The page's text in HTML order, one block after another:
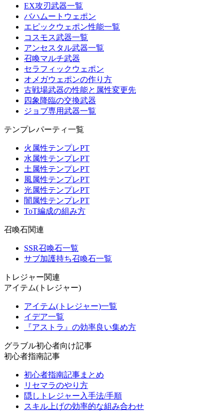
EX攻刃武器一覧
バハムートウェポン
エピックウェポン性能一覧
コスモス武器一覧
アンセスタル武器一覧
召喚マルチ武器
セラフィックウェポン
オメガウェポンの作り方
古戦場武器の性能と属性変更先
四象降臨の交換武器
ジョブ専用武器一覧
テンプレパーティ一覧
火属性テンプレPT
水属性テンプレPT
土属性テンプレPT
風属性テンプレPT
光属性テンプレPT
闇属性テンプレPT
ToT編成の組み方
召喚石関連
SSR召喚石一覧
サブ加護持ち召喚石一覧
トレジャー関連
アイテム(トレジャー)
アイテム(トレジャー)一覧
イデア一覧
『アストラ』の効率良い集め方
グラブル初心者向け記事
初心者指南記事
初心者指南記事まとめ
リセマラのやり方
隠しトレジャー入手法/手順
スキル上げの効率的な組み合わせ